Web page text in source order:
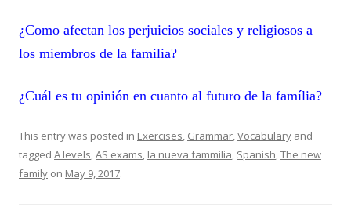
¿Como afectan los perjuicios sociales y religiosos a
los miembros de la familia?
¿Cuál es tu opinión en cuanto al futuro de la família?
This entry was posted in Exercises Grammar Vocabulary and
tagged A levels AS exams la nueva fammilia Spanish The new
family on May 9, 2017.